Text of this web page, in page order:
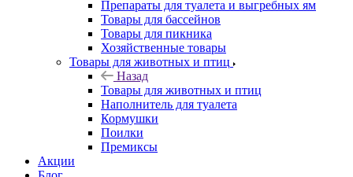
Препараты для туалета и выгребных ям
Товары для бассейнов
Товары для пикника
Хозяйственные товары
Товары для животных и птиц
Назад
Товары для животных и птиц
Наполнитель для туалета
Кормушки
Поилки
Премиксы
Акции